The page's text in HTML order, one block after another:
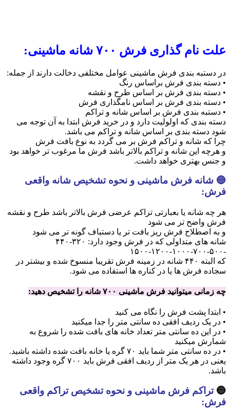
علت نام گذاری فرش ۷۰۰ شانه ماشینی:
در دستبه بندی فرش ماشینی عوامل مختلفی دخالت دارند از جمله:
• دسته بندی فرش براساس رنگ
• دسته بندی فرش بر اساس طرح و نقشه
• دسته بندی فرش بر اساس نامگذاری فرش
• دستبه بندی فرش بر اساس شانه و تراکم
دسته بندی که اولولیت دارد و در خرید فرش ابتدا به آن توجه می
شود دسته بندی بر اساس شانه و تراکم می باشد.
چرا که شانه و تراکم فرش بر می گردد به نوع بافت فرش
و هرچه این شانه و تراکم بالاتر باشد فرش ما مرغوب تر خواهد بود
و جنس بهتری خواهد داشت.
🔵 شانه فرش ماشینی و نحوه تشخیص شانه واقعی
فرش:
هر چه شانه یا بعبارتی تراکم عرضی فرش بالاتر باشد طرح و نقشه
فرش واضح تر می شود
و به اصطلاح فرش ریز بافت تر یا دستباف گونه تر می شود
شانه های متداولی که در فرش وجود دارد: ۳۲۰-۴۴۰
-۵۰۰-۷۰۰-۱۰۰۰-۱۲۰۰-۱۵۰۰
که البته ۴۴۰ شانه در زمینه فرش تقریبا منسوخ شده و بیشتر در
سجاده فرش ها یا در کناره ها استفاده می شود.
چه زمانی میتوانید فرش ماشینی ۷۰۰ شانه را تشخیص دهید:
• ابتدا پشت فرش را نگاه می کنید
• در یک ردیف افقی ده سانتی متر را جدا میکنید
• در این ده سانتی متر تعداد خانه های بافت شده را شروع به
شمارش میکنید
• در ده سانتی متر شما باید ۷۰ گره یا خانه بافت شده داشته باشید.
یعنی در هر یک متر از ردیف افقی فرش باید ۷۰۰ گره وجود داشته
باشد.
🔵تراکم فرش ماشینی و نحوه تشخیص تراکم واقعی
فرش: